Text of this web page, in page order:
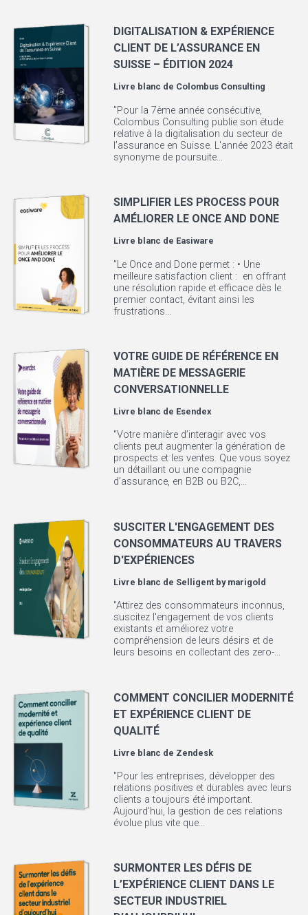
DIGITALISATION & EXPÉRIENCE
CLIENT DE L’ASSURANCE EN
SUISSE – ÉDITION 2024
Livre blanc de Colombus Consulting
"Pour la 7ème année consécutive,
Colombus Consulting publie son étude
relative à la digitalisation du secteur de
l’assurance en Suisse. L'année 2023 était
synonyme de poursuite...
SIMPLIFIER LES PROCESS POUR
AMÉLIORER LE ONCE AND DONE
Livre blanc de Easiware
"Le Once and Done permet : • Une
meilleure satisfaction client : en offrant
une résolution rapide et efficace dès le
premier contact, évitant ainsi les
frustrations...
VOTRE GUIDE DE RÉFÉRENCE EN
MATIÈRE DE MESSAGERIE
CONVERSATIONNELLE
Livre blanc de Esendex
"Votre manière d’interagir avec vos
clients peut augmenter la génération de
prospects et les ventes. Que vous soyez
un détaillant ou une compagnie
d’assurance, en B2B ou B2C,...
SUSCITER L'ENGAGEMENT DES
CONSOMMATEURS AU TRAVERS
D'EXPÉRIENCES
Livre blanc de Selligent by marigold
"Attirez des consommateurs inconnus,
suscitez l'engagement de vos clients
existants et améliorez votre
compréhension de leurs désirs et de
leurs besoins en collectant des zero-...
COMMENT CONCILIER MODERNITÉ
ET EXPÉRIENCE CLIENT DE
QUALITÉ
Livre blanc de Zendesk
"Pour les entreprises, développer des
relations positives et durables avec leurs
clients a toujours été important.
Aujourd’hui, la gestion de ces relations
évolue plus vite que...
SURMONTER LES DÉFIS DE
L’EXPÉRIENCE CLIENT DANS LE
SECTEUR INDUSTRIEL